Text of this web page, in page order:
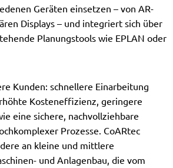
Geräten einsetzen – von AR-
Displays – und integriert sich über
Planungstools wie EPLAN oder
Kunden: schnellere Einarbeitung
Kosteneffizienz, geringere
eine sichere, nachvollziehbare
Prozesse. CoARtec
an kleine und mittlere
und Anlagenbau, die vom